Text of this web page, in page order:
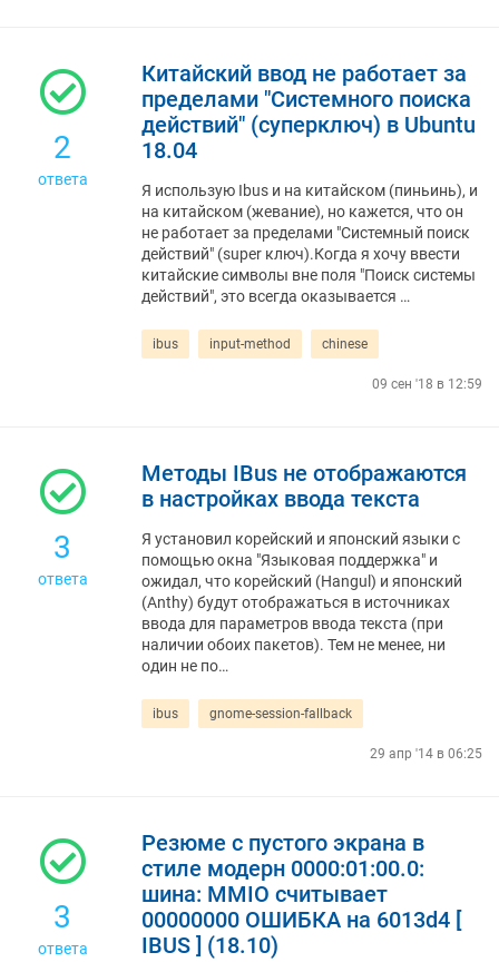
2
ответа
Китайский ввод не работает за
пределами "Системного поиска
действий" (суперключ) в Ubuntu
18.04
Я использую Ibus и на китайском (пиньинь), и
на китайском (жевание), но кажется, что он
не работает за пределами "Системный поиск
действий" (super ключ).Когда я хочу ввести
китайские символы вне поля "Поиск системы
действий", это всегда оказывается …
ibus input-method chinese
09 сен '18 в 12:59
3
ответа
Методы IBus не отображаются
в настройках ввода текста
Я установил корейский и японский языки с
помощью окна "Языковая поддержка" и
ожидал, что корейский (Hangul) и японский
(Anthy) будут отображаться в источниках
ввода для параметров ввода текста (при
наличии обоих пакетов). Тем не менее, ни
один не по…
ibus gnome-session-fallback
29 апр '14 в 06:25
3
ответа
Резюме с пустого экрана в
стиле модерн 0000:01:00.0:
шина: MMIO считывает
00000000 ОШИБКА на 6013d4 [
IBUS ] (18.10)